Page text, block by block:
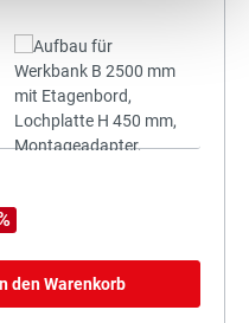
den Warenkorb